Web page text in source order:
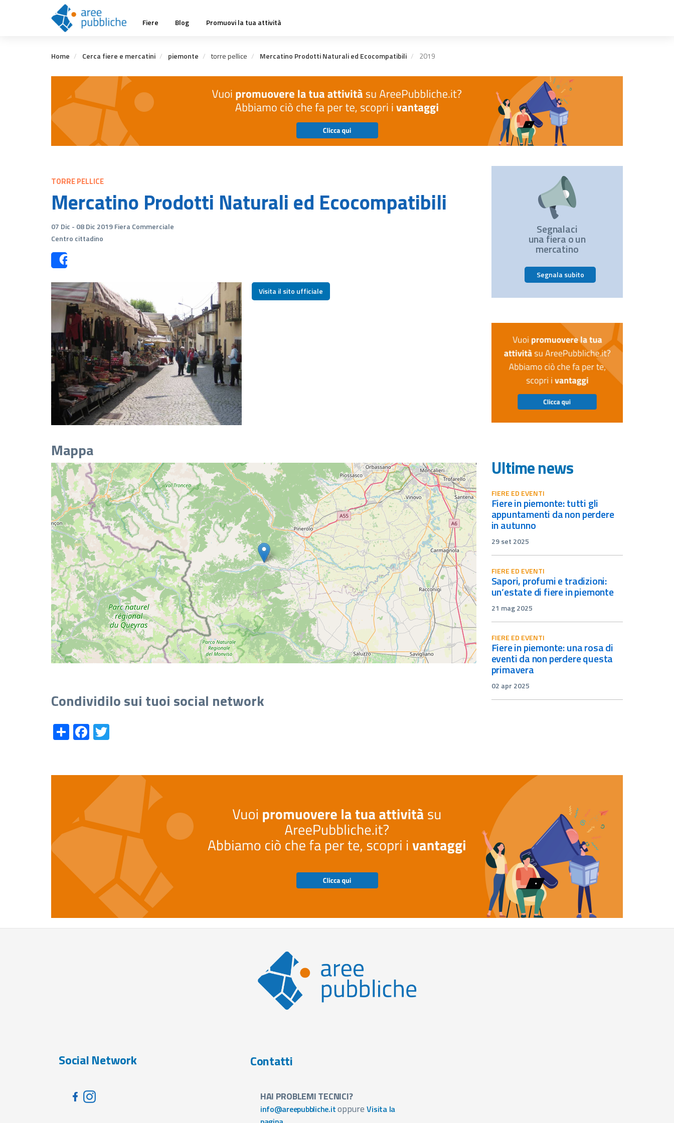
Main
navigation
Fiere Blog Promuovi la tua attività
Home Cerca fiere e mercatini piemonte torre pellice Mercatino Prodotti Naturali ed Ecocompatibili 2019
TORRE PELLICE
Mercatino Prodotti Naturali ed Ecocompatibili
07 Dic - 08 Dic 2019 Fiera Commerciale
Centro cittadino
Visita il sito ufficiale
Mappa
Condividilo sui tuoi social network
ShareFacebook
Segnalaci
una fiera o un
mercatino
Segnala subito
Ultime news
FIERE ED EVENTI
fiere in piemonte: tutti gli
appuntamenti da non perdere
in autunno
29 set 2025
FIERE ED EVENTI
sapori, profumi e tradizioni:
un’estate di fiere in piemonte
21 mag 2025
FIERE ED EVENTI
fiere in piemonte: una rosa di
eventi da non perdere questa
primavera
02 apr 2025
Social Network Contatti
HAI PROBLEMI TECNICI?
info@areepubbliche.itoppureVisita la